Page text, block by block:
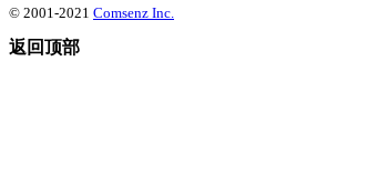
© 2001-2021 Comsenz Inc.
返回顶部